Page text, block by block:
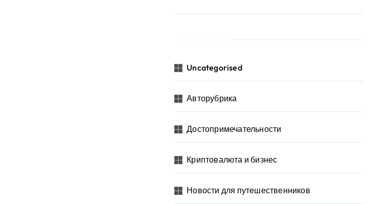
Uncategorised
Авторубрика
Достопримечательности
Криптовалюта и бизнес
Новости для путешественников